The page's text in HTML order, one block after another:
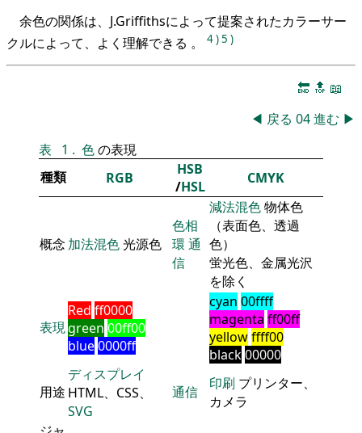
余色の関係は、J.Griffithsによって提案されたカラーサー
クルによって、よく理解できる 。
4)5 )
🔚 🔝 📖
◀ 戻る 04進む ▶
表
1 . 色の表現
種類
RGB
HSB
/HSL CMYK
概念 加法混色光源色
色相
環 通
信
減法混色物体色
（表面色、透過
色）
蛍光色、金属光沢
を除く
表現
Red ff0000
green 00ff00
blue0000ff
cyan 00ffff
magenta ff00ff
yellowffff00
black00000
用途
ディスプレイ
HTML、CSS、
SVG
通信 印刷 プリンター、
カメラ